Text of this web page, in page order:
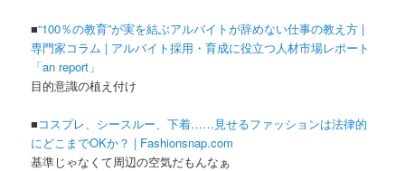
■“100％の教育”が実を結ぶアルバイトが辞めない仕事の教え方 |
専門家コラム | アルバイト採用・育成に役立つ人材市場レポート
「an report」
目的意識の植え付け
■コスプレ、シースルー、下着……見せるファッションは法律的
にどこまでOKか？ | Fashionsnap.com
基準じゃなくて周辺の空気だもんなぁ